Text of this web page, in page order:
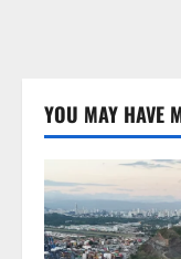
YOU MAY HAVE